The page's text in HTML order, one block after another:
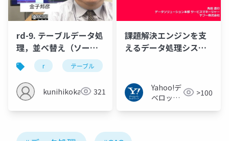
rd-9. テーブルデータ処
理，並べ替え（ソー
ト），集計・集約
r テーブル
kunihikokaneko321
課題解決エンジンを支
えるデータ処理システ
Yahoo!デ
ベロッパ
>100